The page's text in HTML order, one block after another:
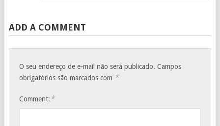
ADD A COMMENT
O seu endereço de e-mail não será publicado. Campos
obrigatórios são marcados com *
Comment: *